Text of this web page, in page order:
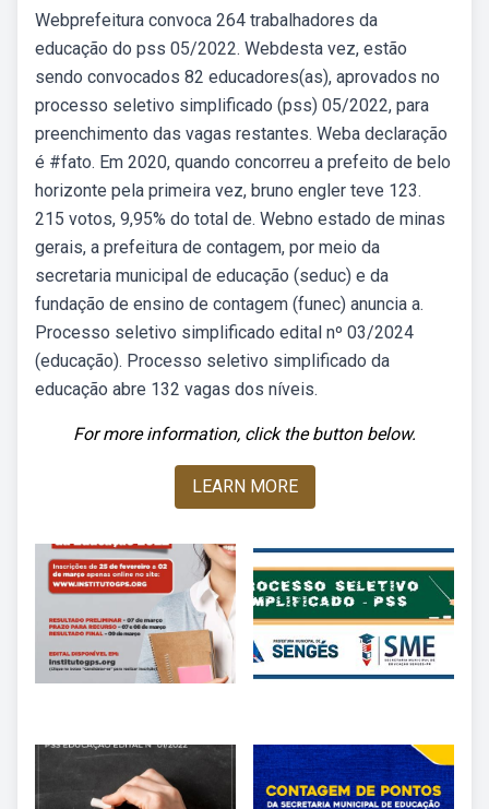
Webprefeitura convoca 264 trabalhadores da
educação do pss 05/2022. Webdesta vez, estão
sendo convocados 82 educadores(as), aprovados no
processo seletivo simplificado (pss) 05/2022, para
preenchimento das vagas restantes. Weba declaração
é #fato. Em 2020, quando concorreu a prefeito de belo
horizonte pela primeira vez, bruno engler teve 123.
215 votos, 9,95% do total de. Webno estado de minas
gerais, a prefeitura de contagem, por meio da
secretaria municipal de educação (seduc) e da
fundação de ensino de contagem (funec) anuncia a.
Processo seletivo simplificado edital nº 03/2024
(educação). Processo seletivo simplificado da
educação abre 132 vagas dos níveis.
For more information, click the button below.
LEARN MORE